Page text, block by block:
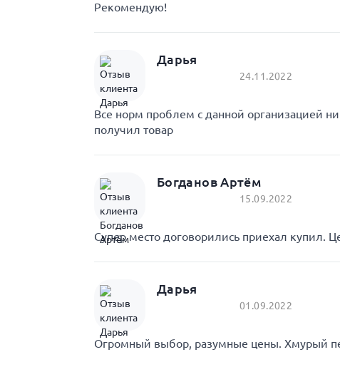
Рекомендую!
Дарья
24.11.2022
Все норм проблем с данной организацией
получил товар
Богданов Артём
15.09.2022
Супер место договорились приехал купил.
Дарья
01.09.2022
Огромный выбор, разумные цены. Хмурый